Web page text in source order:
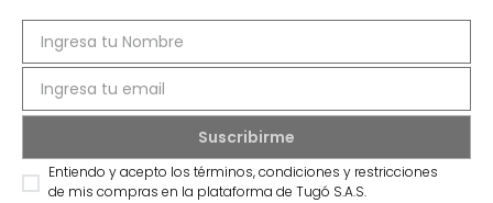
Entiendo y acepto los términos, condiciones y restricciones
de mis compras en la plataforma de Tugó S.A.S.